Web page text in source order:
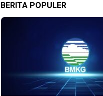
BERITA POPULER